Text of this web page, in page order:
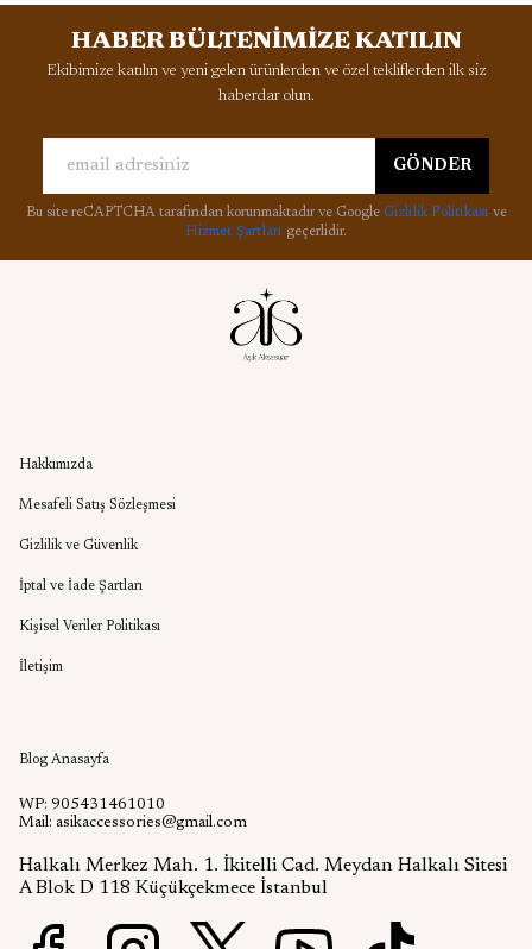
HABER BÜLTENİMİZE KATILIN
Ekibimize katılın ve yeni gelen ürünlerden ve özel tekliflerden ilk siz
haberdar olun.
GÖNDER
Bu site reCAPTCHA tarafından korunmaktadır ve Google Gizlilik Politikası ve
Hizmet Şartları geçerlidir.
Hakkımızda
Mesafeli Satış Sözleşmesi
Gizlilik ve Güvenlik
İptal ve İade Şartları
Kişisel Veriler Politikası
İletişim
Blog Anasayfa
WP: 905431461010
Mail: asikaccessories@gmail.com
Halkalı Merkez Mah. 1. İkitelli Cad. Meydan Halkalı Sitesi
A Blok D 118 Küçükçekmece İstanbul